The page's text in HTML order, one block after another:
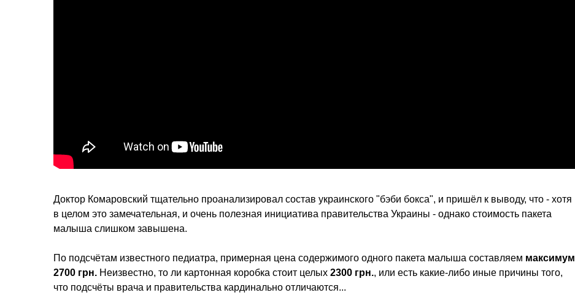
Доктор Комаровский тщательно проанализировал состав украинского "бэби бокса", и пришёл к выводу, что - хотя
в целом это замечательная, и очень полезная инициатива правительства Украины - однако стоимость пакета
малыша слишком завышена.
По подсчётам известного педиатра, примерная цена содержимого одного пакета малыша составляем максимум
2700 грн. Неизвестно, то ли картонная коробка стоит целых 2300 грн., или есть какие-либо иные причины того,
что подсчёты врача и правительства кардинально отличаются...